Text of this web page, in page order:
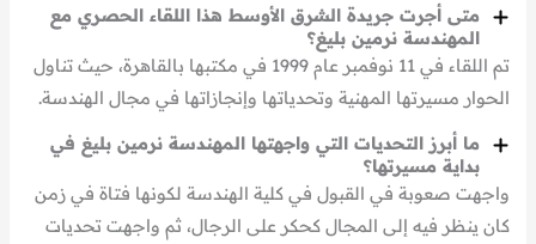
متى أجرت جريدة الشرق الأوسط هذا اللقاء الحصري مع
المهندسة نرمين بليغ؟
تم اللقاء في 11 نوفمبر عام 1999 في مكتبها بالقاهرة، حيث تناول
الحوار مسيرتها المهنية وتحدياتها وإنجازاتها في مجال الهندسة.
ما أبرز التحديات التي واجهتها المهندسة نرمين بليغ في
بداية مسيرتها؟
واجهت صعوبة في القبول في كلية الهندسة لكونها فتاة في زمن
كان ينظر فيه إلى المجال كحكر على الرجال، ثم واجهت تحديات